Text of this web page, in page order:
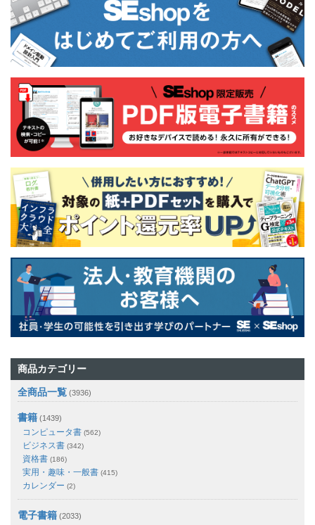
商品カテゴリー
全商品一覧 (3936)
書籍 (1439)
コンピュータ書 (562)
ビジネス書 (342)
資格書 (186)
実用・趣味・一般書 (415)
カレンダー (2)
電子書籍 (2033)